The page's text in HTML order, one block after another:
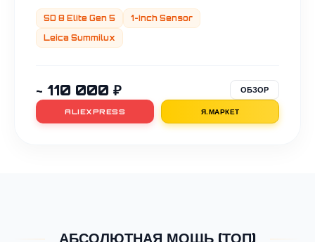
SD 8 Elite Gen 5
1-inch Sensor
Leica Summilux
~ 110 000 ₽ ОБЗОР
ALIEXPRESS Я.МАРКЕТ
АБСОЛЮТНАЯ МОЩЬ (ТОП)